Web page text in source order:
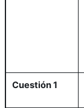
Cuestión 1